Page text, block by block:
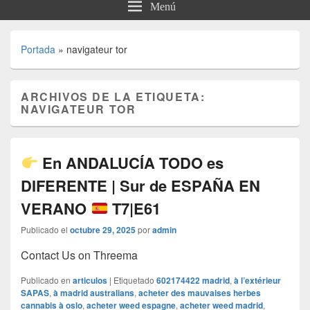
Menú
Portada » navigateur tor
ARCHIVOS DE LA ETIQUETA:
NAVIGATEUR TOR
En ANDALUCÍA TODO es
DIFERENTE | Sur de ESPAÑA EN
VERANO
T7|E61
Publicado el octubre 29, 2025poradmin
Contact Us on Threema
Publicado en articulos | Etiquetado 602174422 madrid, à l’extérieur
SAPAS, à madrid australians, acheter des mauvaises herbes
cannabis à oslo, acheter weed espagne, acheter weed madrid,